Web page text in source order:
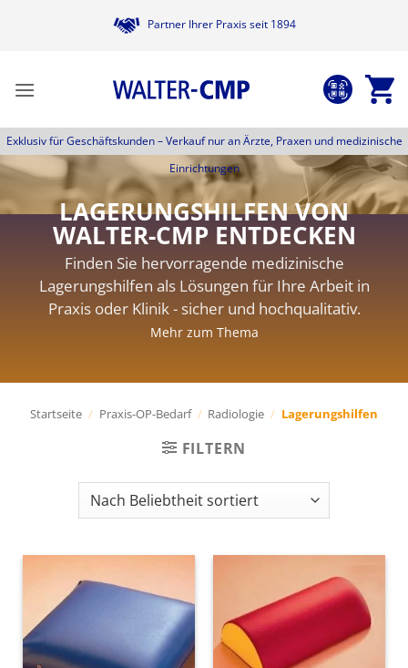
Partner Ihrer Praxis seit 1894
Exklusiv für Geschäftskunden –Verkauf nur an Ärzte, Praxen und medizinische
Einrichtungen
LAGERUNGSHILFEN VON
WALTER-CMP ENTDECKEN
Finden Sie hervorragende medizinische
Lagerungshilfen als Lösungen für Ihre Arbeit in
Praxis oder Klinik - sicher und hochqualitativ.
Mehr zum Thema
Startseite / Praxis-OP-Bedarf / Radiologie / Lagerungshilfen
FILTERN